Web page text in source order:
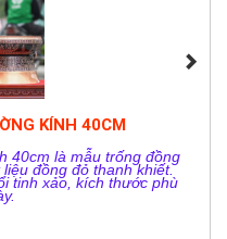
KÍNH 40CM
40cm là mẫu trống đồng
đồng đỏ thanh khiết.
tinh xảo, kích thước phù